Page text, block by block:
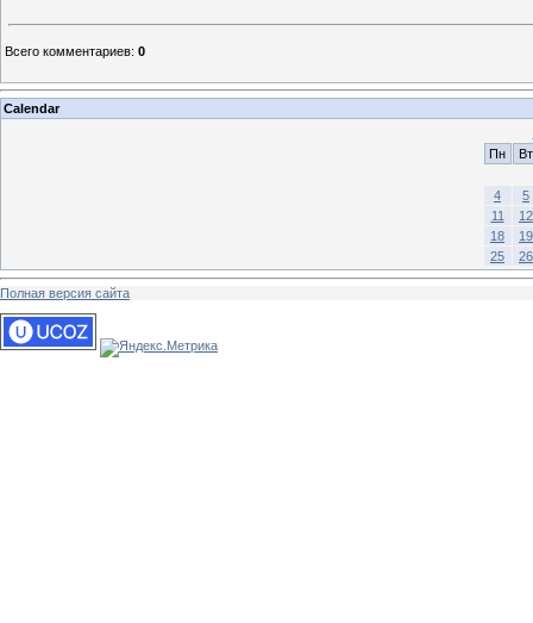
Всего комментариев: 0
Calendar
Пн
Вт
4
5
11
12
18
19
25
26
Полная версия сайта